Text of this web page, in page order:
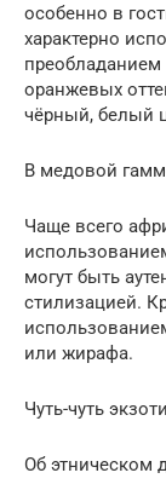
особенно в
характерно
преобладанием
оранжевых
чёрный, белый
В медовой
Чаще всего
могут быть
стилизацией.
или жирафа.
Чуть-чуть
Об этническом